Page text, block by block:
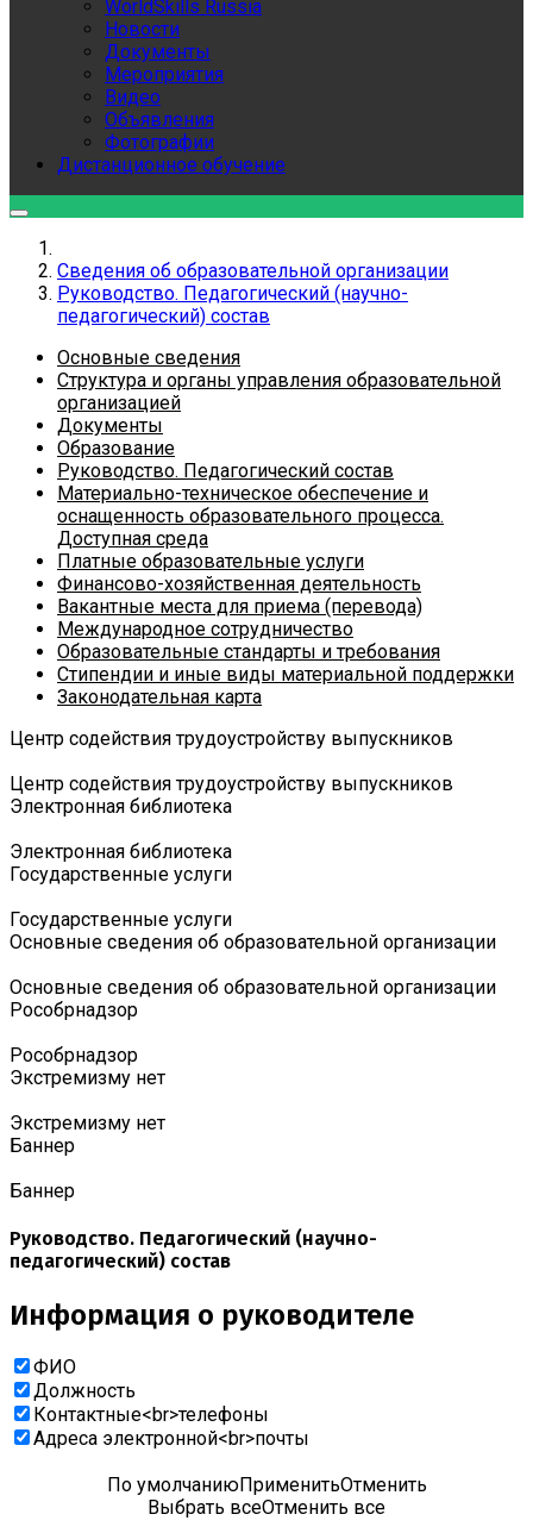
WorldSkills Russia
Новости
Документы
Мероприятия
Видео
Объявления
Фотографии
Дистанционное обучение
Сведения об образовательной организации
Руководство. Педагогический (научно-
педагогический) состав
Основные сведения
Структура и органы управления образовательной
организацией
Документы
Образование
Руководство. Педагогический состав
Материально-техническое обеспечение и
оснащенность образовательного процесса.
Доступная среда
Платные образовательные услуги
Финансово-хозяйственная деятельность
Вакантные места для приема (перевода)
Международное сотрудничество
Образовательные стандарты и требования
Стипендии и иные виды материальной поддержки
Законодательная карта
Центр содействия трудоустройству выпускников
Центр содействия трудоустройству выпускников
Электронная библиотека
Электронная библиотека
Государственные услуги
Государственные услуги
Основные сведения об образовательной организации
Основные сведения об образовательной организации
Роcобрнадзор
Роcобрнадзор
Экстремизму нет
Экстремизму нет
Баннер
Баннер
Руководство. Педагогический (научно-
педагогический) состав
Информация о руководителе
ФИО
Должность
Контактные<br>телефоны
Адреса электронной<br>почты
По умолчаниюПрименитьОтменить
Выбрать всеОтменить все